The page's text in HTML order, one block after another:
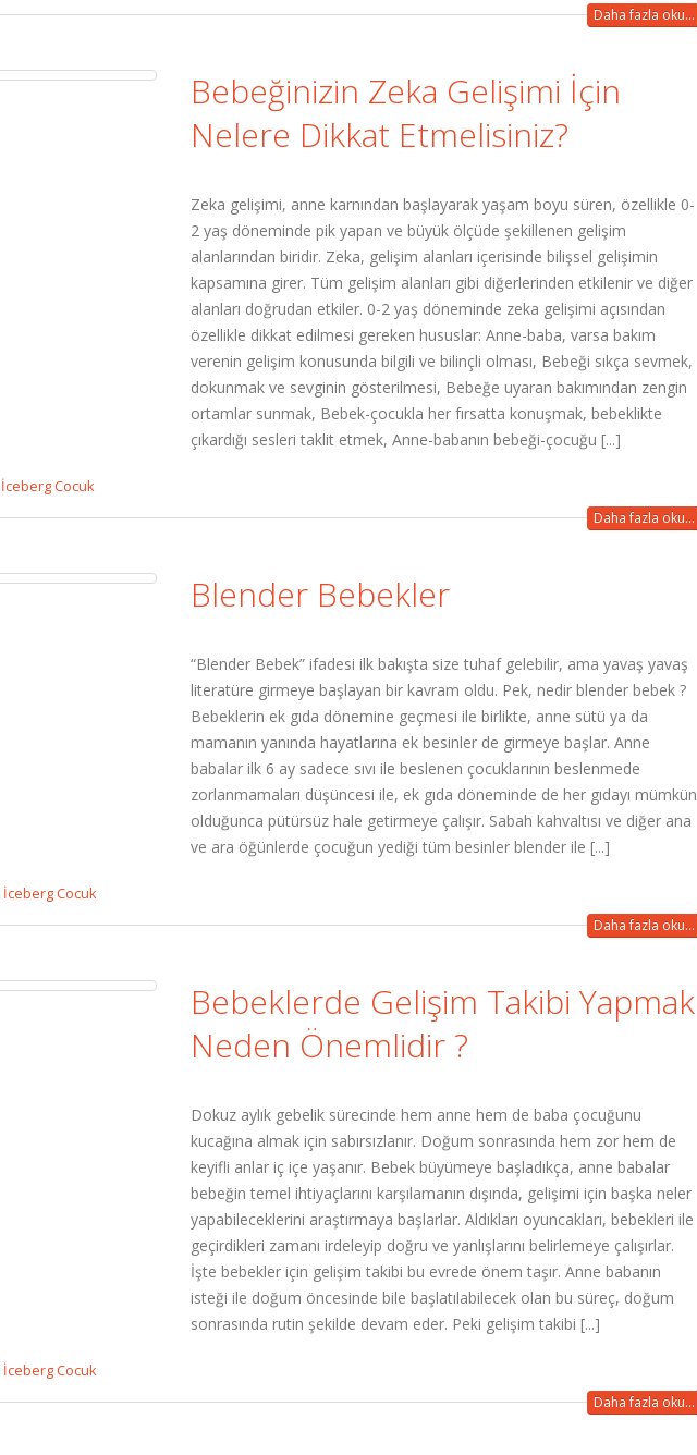
Daha fazla oku...
Bebeğinizin Zeka Gelişimi İçin
Nelere Dikkat Etmelisiniz?
Zeka gelişimi, anne karnından başlayarak yaşam boyu süren, özellikle 0-
2 yaş döneminde pik yapan ve büyük ölçüde şekillenen gelişim
alanlarından biridir. Zeka, gelişim alanları içerisinde bilişsel gelişimin
kapsamına girer. Tüm gelişim alanları gibi diğerlerinden etkilenir ve diğer
alanları doğrudan etkiler. 0-2 yaş döneminde zeka gelişimi açısından
özellikle dikkat edilmesi gereken hususlar: Anne-baba, varsa bakım
verenin gelişim konusunda bilgili ve bilinçli olması, Bebeği sıkça sevmek,
dokunmak ve sevginin gösterilmesi, Bebeğe uyaran bakımından zengin
ortamlar sunmak, Bebek-çocukla her fırsatta konuşmak, bebeklikte
çıkardığı sesleri taklit etmek, Anne-babanın bebeği-çocuğu [...]
İceberg Cocuk
Daha fazla oku...
Blender Bebekler
“Blender Bebek” ifadesi ilk bakışta size tuhaf gelebilir, ama yavaş yavaş
literatüre girmeye başlayan bir kavram oldu. Pek, nedir blender bebek ?
Bebeklerin ek gıda dönemine geçmesi ile birlikte, anne sütü ya da
mamanın yanında hayatlarına ek besinler de girmeye başlar. Anne
babalar ilk 6 ay sadece sıvı ile beslenen çocuklarının beslenmede
zorlanmamaları düşüncesi ile, ek gıda döneminde de her gıdayı mümkün
olduğunca pütürsüz hale getirmeye çalışır. Sabah kahvaltısı ve diğer ana
ve ara öğünlerde çocuğun yediği tüm besinler blender ile [...]
İceberg Cocuk
Daha fazla oku...
Bebeklerde Gelişim Takibi Yapmak
Neden Önemlidir ?
Dokuz aylık gebelik sürecinde hem anne hem de baba çocuğunu
kucağına almak için sabırsızlanır. Doğum sonrasında hem zor hem de
keyifli anlar iç içe yaşanır. Bebek büyümeye başladıkça, anne babalar
bebeğin temel ihtiyaçlarını karşılamanın dışında, gelişimi için başka neler
yapabileceklerini araştırmaya başlarlar. Aldıkları oyuncakları, bebekleri ile
geçirdikleri zamanı irdeleyip doğru ve yanlışlarını belirlemeye çalışırlar.
İşte bebekler için gelişim takibi bu evrede önem taşır. Anne babanın
isteği ile doğum öncesinde bile başlatılabilecek olan bu süreç, doğum
sonrasında rutin şekilde devam eder. Peki gelişim takibi [...]
İceberg Cocuk
Daha fazla oku...